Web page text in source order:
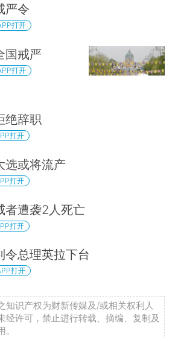
严令
打开
国戒严
打开
绝辞职
打开
选或将流产
打开
者遭袭2人死亡
打开
令总理英拉下台
打开
知识产权为财新传媒及/或相关权利人
经许可，禁止进行转载、摘编、复制及